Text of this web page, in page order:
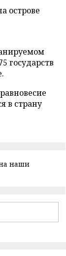
острове
государств
равновесие
в страну
наши